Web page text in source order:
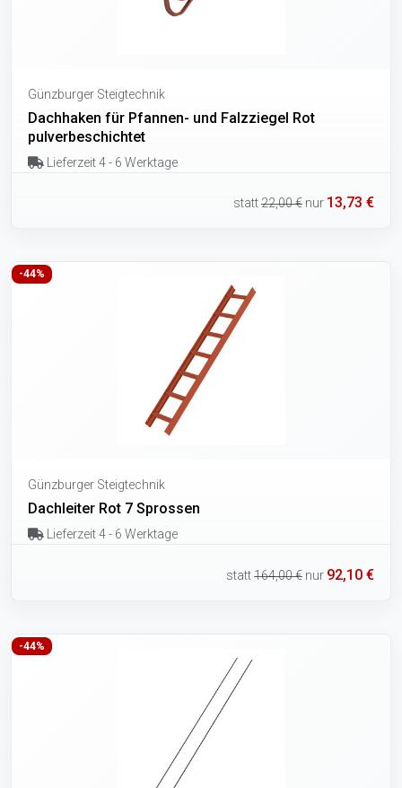
Günzburger Steigtechnik
Dachhaken für Pfannen- und Falzziegel Rot
pulverbeschichtet
Lieferzeit 4 - 6 Werktage
statt22,00 € nur 13,73 €
-44%
Günzburger Steigtechnik
Dachleiter Rot 7 Sprossen
Lieferzeit 4 - 6 Werktage
statt164,00 € nur 92,10 €
-44%